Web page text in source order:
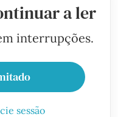
a ler
interrupções.
sessão